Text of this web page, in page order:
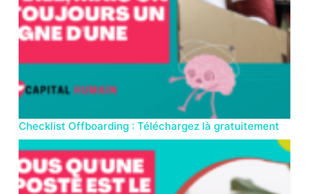
Checklist Offboarding : Téléchargez là gratuitement